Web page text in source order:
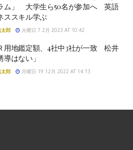
ム」 大学生ら50名が参加へ 英語
ススキル学ぶ
太郎 火曜日 7 2月 2023 AT 10:42
用地鑑定額、4社中3社が一致 松井
はない」
太郎 月曜日 19 12月 2022 AT 14:13